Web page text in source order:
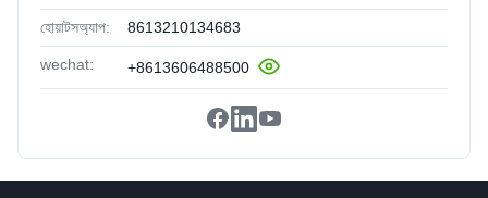
হোয়াটসঅ্যাপ: 8613210134683
wechat: +8613606488500